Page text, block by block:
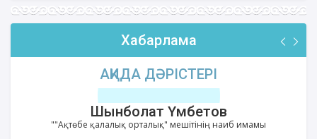
Хабарлама
АҚИДА ДӘРІСТЕРІ
Шынболат Үмбетов
""Ақтөбе қалалық орталық" мешітінің наиб имамы